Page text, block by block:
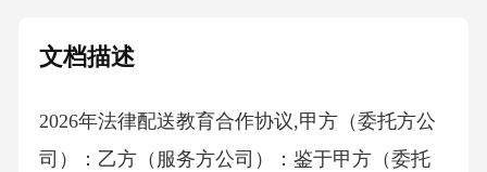
文档描述
2026年法律配送教育合作协议,甲方（委托方公
司）：乙方（服务方公司）：鉴于甲方（委托